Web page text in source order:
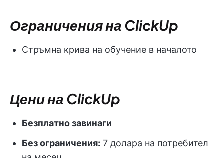
Ограничения на ClickUp
Стръмна крива на обучение в началото
Цени на ClickUp
Безплатно завинаги
Без ограничения: 7 долара на потребител